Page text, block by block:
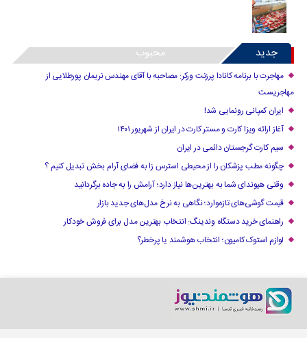
جدید محبوب
مهاجرت با برنامه کانادا پرزنت ورکر: مصاحبه با آقای مهندس نریمان پورطلایی از
مهاجریست
ایران کمپانی رونمایی شد!
آغاز ارائه ویزا کارت و مستر کارت در ایران از شهریور ۱۴۰۱
سیم کارت گرجستان دائمی در ایران
چگونه مطب پزشکان را از محیطی استرس زا به فضای آرام بخش تبدیل کنیم ؟
وقتی هیوندای شما به بهترین‌ها نیاز دارد؛ آرامش را به جاده برگردانید
قیمت گوشی‌های تازه‌وارد؛ نگاهی به نرخ مدل‌های جدید بازار
راهنمای خرید دستگاه وندینگ: انتخاب بهترین مدل برای فروش خودکار
لوازم استوک کامیون؛ انتخاب هوشمند یا پرخطر؟